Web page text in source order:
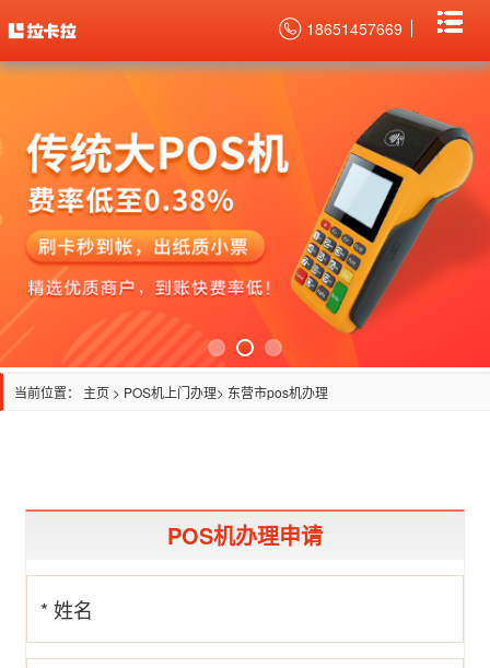
18651457669
当前位置： 主页 > POS机上门办理> 东营市pos机办理
POS机办理申请
* 姓名